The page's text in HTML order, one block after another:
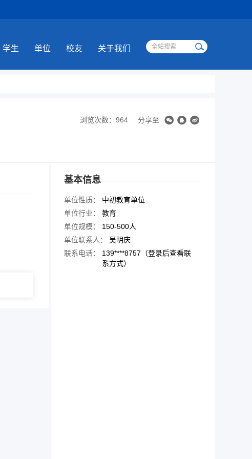
学生 单位 校友 关于我们
浏览次数：964 分享至
基本信息
单位性质：
中初教育单位
单位行业：
教育
单位规模：
150-500人
单位联系人：
吴明庆
联系电话：
139****8757（登录后查看联
系方式）